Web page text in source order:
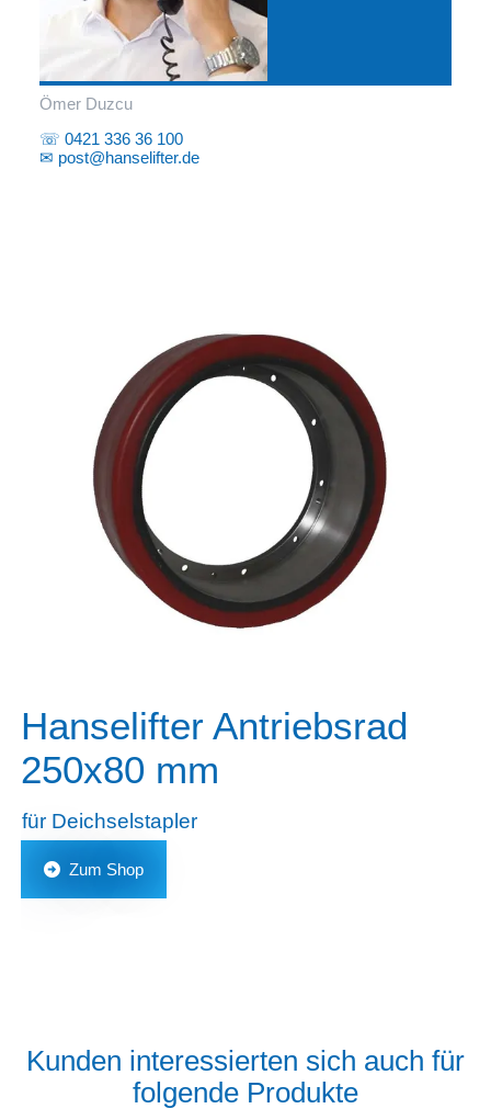
Ömer Duzcu
☏ 0421 336 36 100
✉ post@hanselifter.de
Hanselifter Antriebsrad
250x80 mm
für Deichselstapler
Zum Shop
Kunden interessierten sich auch für
folgende Produkte